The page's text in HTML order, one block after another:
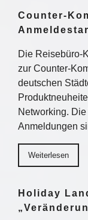
Counter-
Die Reisebüro-
zur Counter-
deutschen
Networking.
Anmeldungen
Weiterlesen
Holiday